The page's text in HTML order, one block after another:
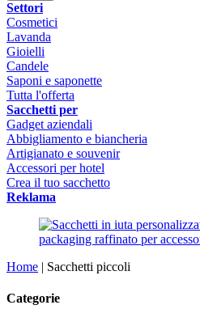
Settori
Cosmetici
Lavanda
Gioielli
Candele
Saponi e saponette
Tutta l'offerta
Sacchetti per
Gadget aziendali
Abbigliamento e biancheria
Artigianato e souvenir
Accessori per hotel
Crea il tuo sacchetto
Reklama
Home | Sacchetti piccoli
Categorie